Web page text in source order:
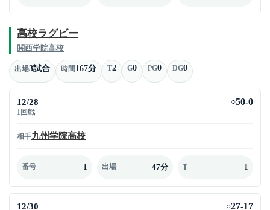
高校ラグビー
関西学院高校
出場3試合 時間167分 T2 G0 PG0 DG0
12/28
1回戦
○50-0
相手九州学院高校
番号 1 出場 47分 T 1
12/30 ○27-17